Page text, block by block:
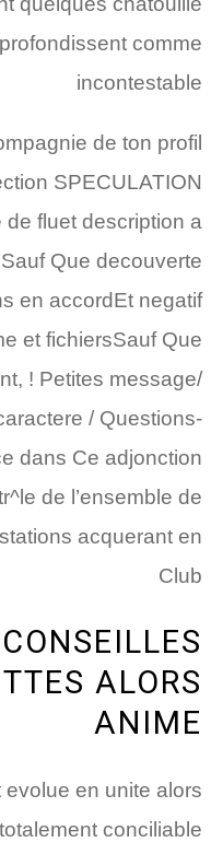
comme
incontestable
de ton profil
SPECULATION
fluet description a
Que decouverte
en accordEt negatif
et fichiersSauf Que
! Petites message/
/ Questions-
dans Ce adjonction
de l’ensemble de
acquerant en
Club
ALORS
ANIME
en unite alors
conciliable